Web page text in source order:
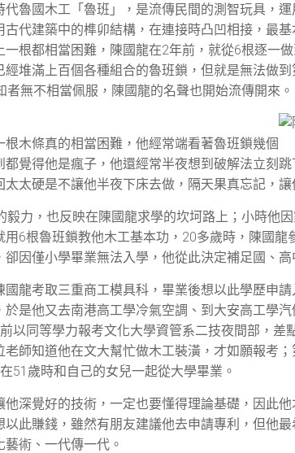
代魯國木工「魯班」，是流傳民間的測智玩具，
古代建築中的榫卯結構，在連接時凸凹相接，最
一根都相當困難，陳國龍在2年前，就從6根逐一
經堆滿上百個各種組合的魯班鎖，但就是無法做
者無不相當佩服，陳國龍的名聲也開始流傳開來。
根木條真的相當困難，他經常端看著魯班鎖幾個
都覺得他是瘋子，他還經常半夜想到破解法立刻
太太硬是不讓他半夜下床去做，隔天果真忘記，讓
毅力，也反映在陳國龍求學的坎坷路上；小時他
用6根魯班鎖教他木工基本功，20多歲時，陳國龍
卻因僅小學畢業無法入學，他從此決定補足國、高
國龍考取三重商工模具科，畢業後想以此學歷申
於是他又去南港高工學冷氣空調、到大安高工學
以同等學力報考文化大學資管系二技夜間部，差
老師知道他在文大幫忙做木工裝潢，才如願報考
51歲時和自己的女兒一起從大學畢業。
他深覺好的技術，一定也要懂得理論基礎，因此
以此賺錢，雖然有朋友建議他去申請專利，但他
術、一代傳一代。